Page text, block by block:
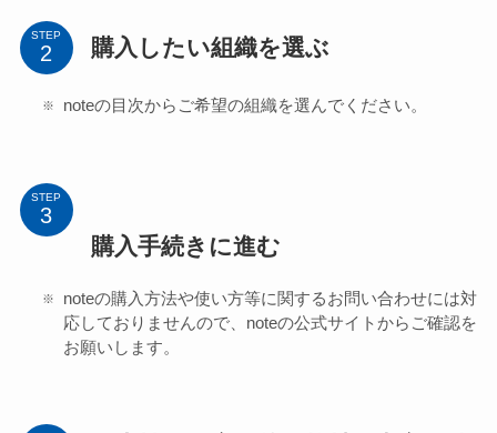
STEP 購入したい組織を選ぶ
noteの目次からご希望の組織を選んでください。
STEP
購入手続きに進む
noteの購入方法や使い方等に関するお問い合わせには対
応しておりませんので、noteの公式サイトからご確認を
お願いします。